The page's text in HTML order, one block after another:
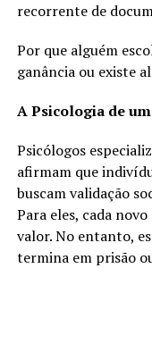
recorrente de
Por que alguém
ganância ou existe
A Psicologia de
Psicólogos
afirmam que
buscam validação
Para eles, cada
valor. No entanto,
termina em prisão